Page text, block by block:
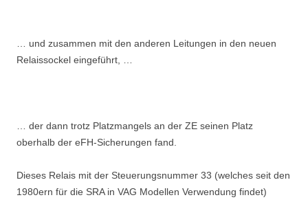
… und zusammen mit den anderen Leitungen in den neuen
Relaissockel eingeführt, …
… der dann trotz Platzmangels an der ZE seinen Platz
oberhalb der eFH-Sicherungen fand.
Dieses Relais mit der Steuerungsnummer 33 (welches seit den
1980ern für die SRA in VAG Modellen Verwendung findet)